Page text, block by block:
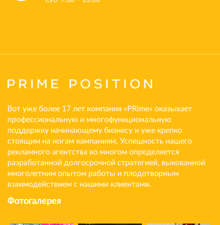
Вот уже более 17 лет компания «PRime» оказывает
профессиональную и многофункциональную
поддержку начинающему бизнесу и уже крепко
стоящим на ногам кампаниям. Успешность нашего
рекламного агентства во многом определяется
разработанной долгосрочной стратегией, выкованной
многолетним опытом работы и плодотворным
взаимодействием с нашими клиентами.
Фотогалерея